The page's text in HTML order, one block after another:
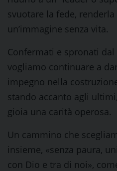
svuotare la fede,
un’immagine senza vita.
Confermati e spronati
vogliamo continuare a
impegno nella
stando accanto agli
gioia una carità operosa.
Un cammino che
insieme, «senza paura,
con Dio e tra di noi»,